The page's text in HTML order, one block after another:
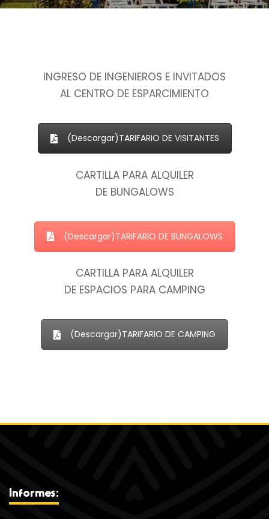
INGRESO DE INGENIEROS E INVITADOS
AL CENTRO DE ESPARCIMIENTO
(Descargar)TARIFARIO DE VISITANTES
CARTILLA PARA ALQUILER
DE BUNGALOWS
(Descargar)TARIFARIO DE BUNGALOWS
CARTILLA PARA ALQUILER
DE ESPACIOS PARA CAMPING
(Descargar)TARIFARIO DE CAMPING
Informes: